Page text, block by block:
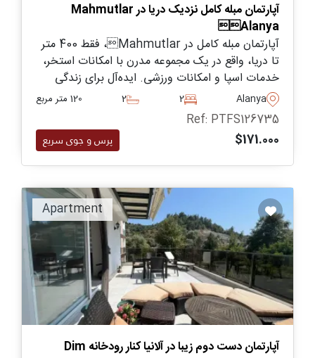
آپارتمان مبله کامل نزدیک دریا در Mahmutlar
Alanya
آپارتمان مبله کامل در Mahmutlar، فقط 400 متر
تا دریا، واقع در یک مجموعه مدرن با امکانات استخر،
خدمات اسپا و امکانات ورزشی. ایده‌آل برای زندگی
تعطیلات یا سرمایه‌گذاری اجاره‌ای در Alanya.
Alanya
2
2 120 متر مربع
Ref: PTFS126735
$171.000 پرس و جوی سریع
Apartment
آپارتمان دست دوم زیبا در آلانیا کنار رودخانه Dim